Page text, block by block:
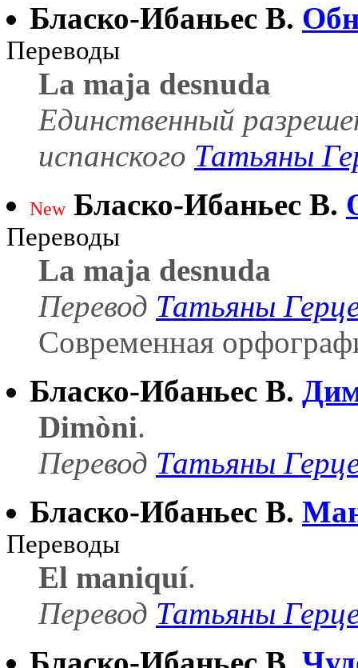
Бласко-Ибаньес В.
Переводы
La maja desnuda
Единственный
испанского Татьяны
New Бласко-Ибаньес В.
Переводы
La maja desnuda
Перевод Татьяны
Современная
Бласко-Ибаньес В.
Dimòni.
Перевод Татьяны
Бласко-Ибаньес В.
Переводы
El maniquí.
Перевод Татьяны